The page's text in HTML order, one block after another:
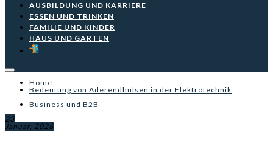
AUSBILDUNG UND KARRIERE
ESSEN UND TRINKEN
FAMILIE UND KINDER
HAUS UND GARTEN
Home
Bedeutung von Aderendhülsen in der Elektrotechnik
Business und B2B
23
Januar, 2026